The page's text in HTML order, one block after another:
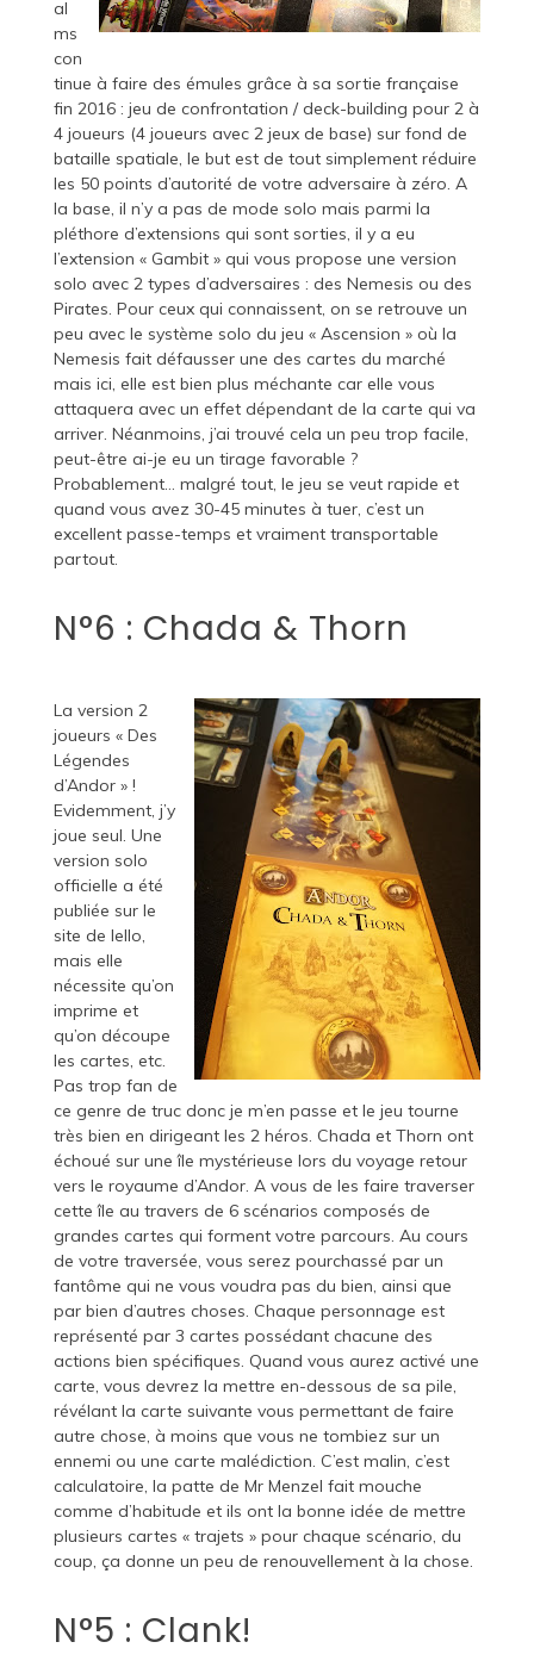
al
ms
con
tinue à faire des émules grâce à sa sortie française
fin 2016 : jeu de confrontation / deck-building pour 2 à
4 joueurs (4 joueurs avec 2 jeux de base) sur fond de
bataille spatiale, le but est de tout simplement réduire
les 50 points d’autorité de votre adversaire à zéro. A
la base, il n’y a pas de mode solo mais parmi la
pléthore d’extensions qui sont sorties, il y a eu
l’extension « Gambit » qui vous propose une version
solo avec 2 types d’adversaires : des Nemesis ou des
Pirates. Pour ceux qui connaissent, on se retrouve un
peu avec le système solo du jeu « Ascension » où la
Nemesis fait défausser une des cartes du marché
mais ici, elle est bien plus méchante car elle vous
attaquera avec un effet dépendant de la carte qui va
arriver. Néanmoins, j’ai trouvé cela un peu trop facile,
peut-être ai-je eu un tirage favorable ?
Probablement… malgré tout, le jeu se veut rapide et
quand vous avez 30-45 minutes à tuer, c’est un
excellent passe-temps et vraiment transportable
partout.
N°6 : Chada & Thorn
La version 2
joueurs « Des
Légendes
d’Andor » !
Evidemment, j’y
joue seul. Une
version solo
officielle a été
publiée sur le
site de Iello,
mais elle
nécessite qu’on
imprime et
qu’on découpe
les cartes, etc.
Pas trop fan de
ce genre de truc donc je m’en passe et le jeu tourne
très bien en dirigeant les 2 héros. Chada et Thorn ont
échoué sur une île mystérieuse lors du voyage retour
vers le royaume d’Andor. A vous de les faire traverser
cette île au travers de 6 scénarios composés de
grandes cartes qui forment votre parcours. Au cours
de votre traversée, vous serez pourchassé par un
fantôme qui ne vous voudra pas du bien, ainsi que
par bien d’autres choses. Chaque personnage est
représenté par 3 cartes possédant chacune des
actions bien spécifiques. Quand vous aurez activé une
carte, vous devrez la mettre en-dessous de sa pile,
révélant la carte suivante vous permettant de faire
autre chose, à moins que vous ne tombiez sur un
ennemi ou une carte malédiction. C’est malin, c’est
calculatoire, la patte de Mr Menzel fait mouche
comme d’habitude et ils ont la bonne idée de mettre
plusieurs cartes « trajets » pour chaque scénario, du
coup, ça donne un peu de renouvellement à la chose.
N°5 : Clank!